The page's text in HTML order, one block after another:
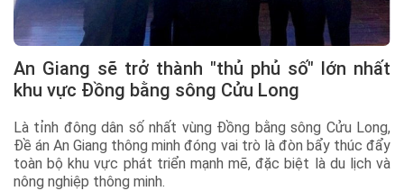
An Giang sẽ trở thành "thủ phủ số" lớn nhất
khu vực Đồng bằng sông Cửu Long
Là tỉnh đông dân số nhất vùng Đồng bằng sông Cửu Long,
Đề án An Giang thông minh đóng vai trò là đòn bẩy thúc đẩy
toàn bộ khu vực phát triển mạnh mẽ, đặc biệt là du lịch và
nông nghiệp thông minh.